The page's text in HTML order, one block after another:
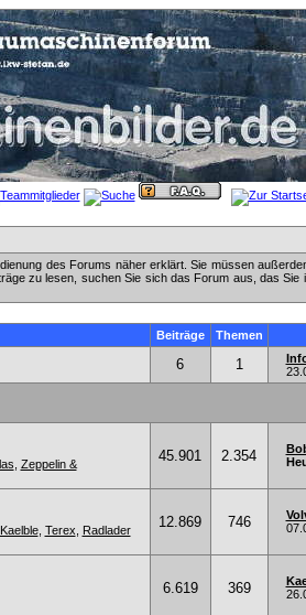
des Forums näher erklärt. Sie müssen
zu lesen, suchen Sie sich das Forum aus, das
Beiträge Themen
6 1
Zeppelin &
45.901 2.354
Kaelble, Terex
Radlader
12.869 746
6.619 369